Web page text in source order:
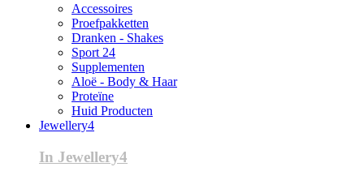
Accessoires
Proefpakketten
Dranken - Shakes
Sport 24
Supplementen
Aloë - Body & Haar
Proteïne
Huid Producten
Jewellery4
In Jewellery4